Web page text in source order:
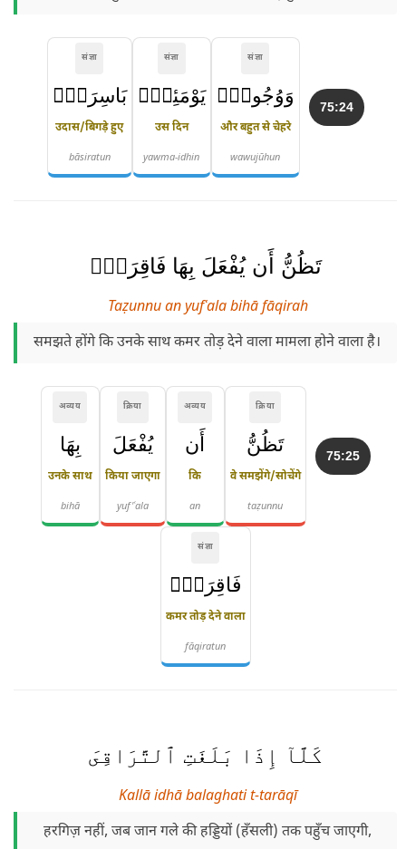
75:24
संज्ञा
وَوُجُوهٌۭ
और बहुत से चेहरे
wawujūhun
संज्ञा
يَوْمَئِذٍۭ
उस दिन
yawma-idhin
संज्ञा
بَاسِرَةٌۭ
उदास/बिगड़े हुए
bāsiratun
تَظُنُّ أَن يُفْعَلَ بِهَا فَاقِرَةٌۭ
Taẓunnu an yufʿala bihā fāqirah
समझते होंगे कि उनके साथ कमर तोड़ देने वाला मामला होने वाला है।
75:25
क्रिया
تَظُنُّ
वे समझेंगे/सोचेंगे
taẓunnu
अव्यय
أَن
कि
an
क्रिया
يُفْعَلَ
किया जाएगा
yuf'ʿala
अव्यय
بِهَا
उनके साथ
bihā
संज्ञा
فَاقِرَةٌۭ
कमर तोड़ देने वाला
fāqiratun
كَلَّآ إِذَا بَلَغَتِ ٱلتَّرَاقِىَ
Kallā idhā balaghati t-tarāqī
हरगिज़ नहीं, जब जान गले की हड्डियों (हँसली) तक पहुँच जाएगी,